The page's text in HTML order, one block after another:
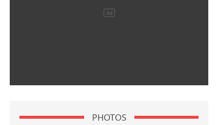
PHOTOS